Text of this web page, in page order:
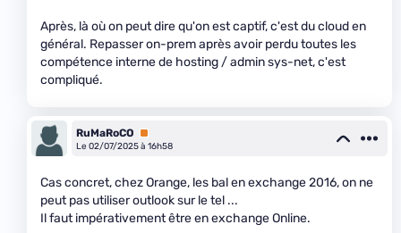
Après, là où on peut dire qu'on est captif, c'est du cloud en
général. Repasser on-prem après avoir perdu toutes les
compétence interne de hosting / admin sys-net, c'est
compliqué.
RuMaRoCO
Premium
Le 02/07/2025 à 16h58
Cas concret, chez Orange, les bal en exchange 2016, on ne
peut pas utiliser outlook sur le tel ...
Il faut impérativement être en exchange Online.